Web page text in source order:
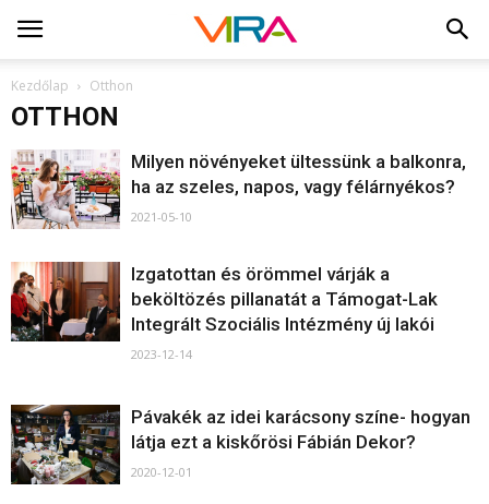
Kezdőlap Otthon
OTTHON
Milyen növényeket ültessünk a balkonra,
ha az szeles, napos, vagy félárnyékos?
2021-05-10
Izgatottan és örömmel várják a
beköltözés pillanatát a Támogat-Lak
Integrált Szociális Intézmény új lakói
2023-12-14
Pávakék az idei karácsony színe- hogyan
látja ezt a kiskőrösi Fábián Dekor?
2020-12-01